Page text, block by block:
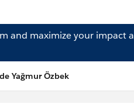
and maximize your impact
Yağmur Özbek